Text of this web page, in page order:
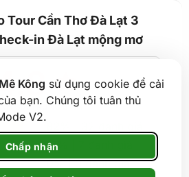
Kông sử dụng cookie để cải
bạn. Chúng tôi tuân thủ
V2.
Chấp nhận
Tour Cần Thơ Đà Lạt 3
in Đà Lạt mộng mơ
GIÁ TRUNG BÌNH
17%
0%| 0 đánh giá